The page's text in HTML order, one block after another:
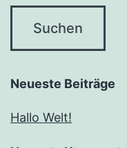
Neueste Beiträge
Hallo Welt!